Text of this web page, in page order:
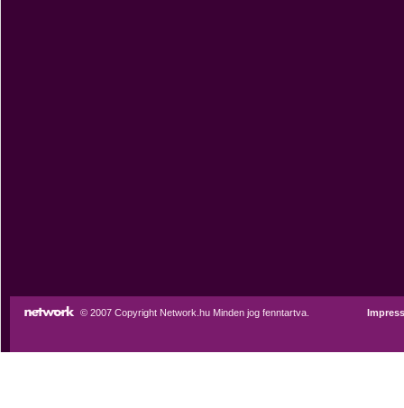
© 2007 Copyright Network.hu Minden jog fenntartva.